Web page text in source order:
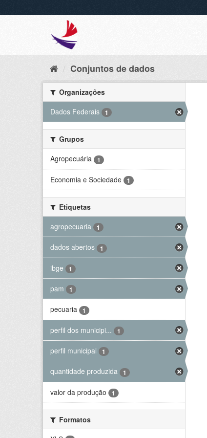
Conjuntos de dados
Organizações
Dados Federais
1
Grupos
Agropecuária
1
Economia e Sociedade 1
Etiquetas
agropecuaria
1
dados abertos 1
ibge 1
pam 1
pecuaria 1
perfil dos municipi... 1
perfil municipal 1
quantidade produzida 1
valor da produção 1
Formatos